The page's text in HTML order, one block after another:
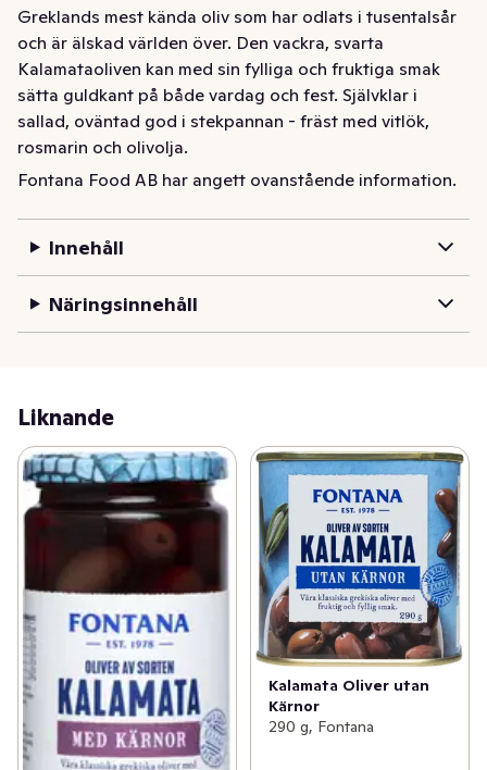
Greklands mest kända oliv som har odlats i tusentalsår
och är älskad världen över. Den vackra, svarta
Kalamataoliven kan med sin fylliga och fruktiga smak
sätta guldkant på både vardag och fest. Självklar i
sallad, oväntad god i stekpannan - fräst med vitlök,
rosmarin och olivolja.
Stora svarta oliver av sorten Kalamata med fruktig och
och som drinktilltugg.
Fontana Food AB har angett ovanstående information.
Innehåll
Näringsinnehåll
Liknande
Kalamata Oliver utan
Kärnor
290 g, Fontana